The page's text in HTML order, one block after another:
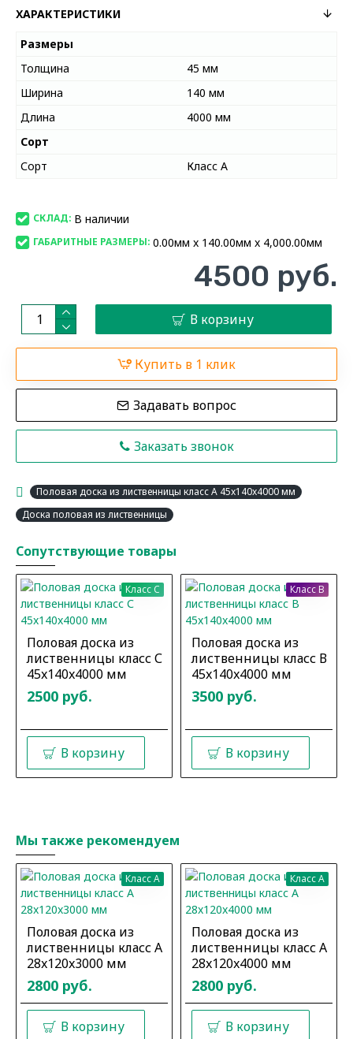
ХАРАКТЕРИСТИКИ
Размеры
Толщина
45 мм
Ширина
140 мм
Длина
4000 мм
Сорт
Сорт
Класс А
СКЛАД: В наличии
ГАБАРИТНЫЕ РАЗМЕРЫ: 0.00мм x 140.00мм x 4,000.00мм
4500 руб.
В корзину
Купить в 1 клик
Задавать вопрос
Заказать звонок
Половая доска из лиственницы класс А 45x140x4000 мм
Доска половая из лиственницы
Сопутствующие товары
Класс C
Половая доска из
лиственницы класс С
45x140x4000 мм
2500 руб.
В корзину
Класс B
Половая доска из
лиственницы класс В
45x140x4000 мм
3500 руб.
В корзину
Мы также рекомендуем
Класс A
Половая доска из
лиственницы класс А
28x120x3000 мм
2800 руб.
В корзину
Класс A
Половая доска из
лиственницы класс А
28x120x4000 мм
2800 руб.
В корзину